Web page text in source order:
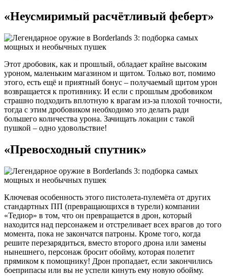
«Неусмиримый расчётливый феберт»
Этот дробовик, как и прошлый, обладает крайне высоким
уроном, маленьким магазином и щитом. Только вот, помимо
этого, есть ещё и приятный бонус – получаемый щитом урон
возвращается к противнику. И если с прошлым дробовиком
страшно подходить вплотную к врагам из-за плохой точности,
тогда с этим дробовиком необходимо это делать ради
большего количества урона. Зачищать локации с такой
пушкой – одно удовольствие!
«Превосходный спутник»
Ключевая особенность этого пистолета-пулемёта от других
стандартных ПП (превращающихся в турели) компании
«Тедиор» в том, что он превращается в дрон, который
находится над персонажем и отстреливает всех врагов до того
момента, пока не закончатся патроны. Кроме того, когда
решите перезарядиться, вместо второго дрона или замены
нынешнего, персонаж бросит обойму, которая полетит
прямиком к помощнику! Дрон пропадает, если закончились
боеприпасы или вы не успели кинуть ему новую обойму.